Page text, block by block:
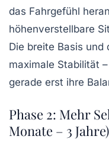
das Fahrgefühl
höhenverstellbare
Die breite Basis und
maximale Stabilität
gerade erst ihre
Phase 2: Mehr
Monate – 3 Jahre)